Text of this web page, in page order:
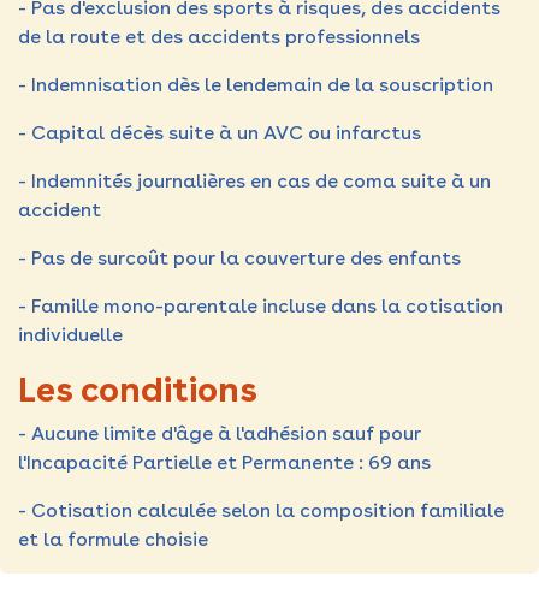
- Pas d'exclusion des sports à risques, des accidents
de la route et des accidents professionnels
- Indemnisation dès le lendemain de la souscription
- Capital décès suite à un AVC ou infarctus
- Indemnités journalières en cas de coma suite à un
accident
- Pas de surcoût pour la couverture des enfants
- Famille mono-parentale incluse dans la cotisation
individuelle
Les conditions
- Aucune limite d'âge à l'adhésion sauf pour
l'Incapacité Partielle et Permanente : 69 ans
- Cotisation calculée selon la composition familiale
et la formule choisie